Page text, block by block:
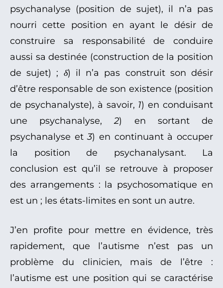
psychanalyse (position de sujet), il n’a pas
nourri cette position en ayant le désir de
construire sa responsabilité de conduire
aussi sa destinée (construction de la position
de sujet) ; δ) il n’a pas construit son désir
d’être responsable de son existence (position
de psychanalyste), à savoir, 1) en conduisant
une psychanalyse,2) en sortant de
psychanalyse et3) en continuant à occuper
la position de psychanalysant. La
conclusion est qu’il se retrouve à proposer
des arrangements : la psychosomatique en
est un ; les états-limites en sont un autre.
J’en profite pour mettre en évidence, très
rapidement, que l’autisme n’est pas un
problème du clinicien, mais de l’être :
l’autisme est une position qui se caractérise